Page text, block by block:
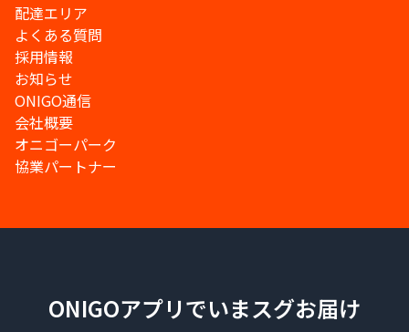
配達エリア
よくある質問
採用情報
お知らせ
ONIGO通信
会社概要
オニゴーパーク
協業パートナー
ONIGOアプリでいまスグお届け